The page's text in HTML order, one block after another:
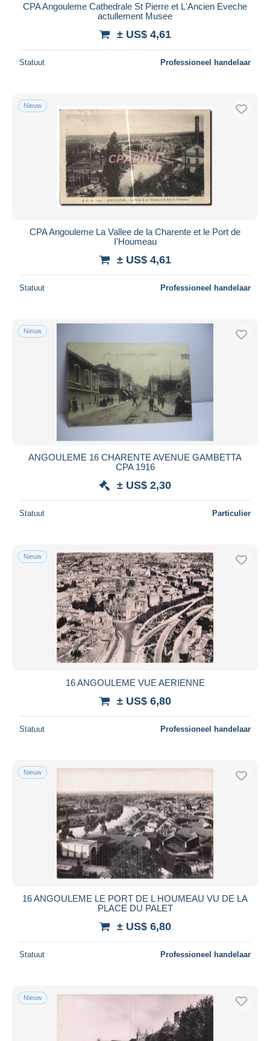
CPA Angouleme Cathedrale St Pierre et L'Ancien Eveche
actullement Musee
± US$ 4,61
Statuut Professioneel handelaar
Nieuw
CPA Angouleme La Vallee de la Charente et le Port de
I'Houmeau
± US$ 4,61
Statuut Professioneel handelaar
Nieuw
ANGOULEME 16 CHARENTE AVENUE GAMBETTA
CPA 1916
± US$ 2,30
Statuut Particulier
Nieuw
16 ANGOULEME VUE AERIENNE
± US$ 6,80
Statuut Professioneel handelaar
Nieuw
16 ANGOULEME LE PORT DE L HOUMEAU VU DE LA
PLACE DU PALET
± US$ 6,80
Statuut Professioneel handelaar
Nieuw